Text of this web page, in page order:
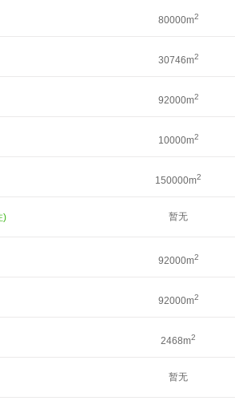
80000m2
30746m2
92000m2
10000m2
150000m2
) 暂无
92000m2
92000m2
2468m2
暂无